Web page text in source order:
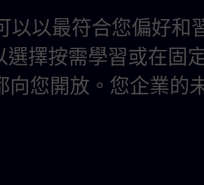
以以最符合您偏好
擇按需學習或在固
您開放。您企業的